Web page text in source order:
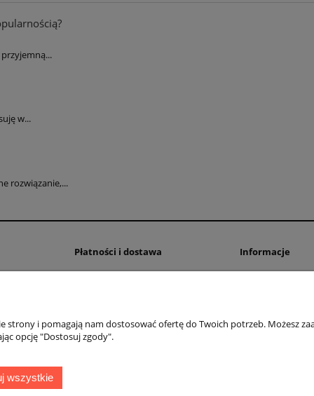
w...
rozwiązanie,...
Płatności i dostawa Informacje
OMEGA Spółka Jawna
strony i pomagają nam dostosować ofertę do Twoich potrzeb. Możesz
opcję "Dostosuj zgody".
wszystkie